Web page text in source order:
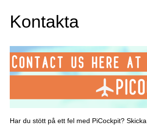
Kontakta
Har du stött på ett fel med PiCockpit?